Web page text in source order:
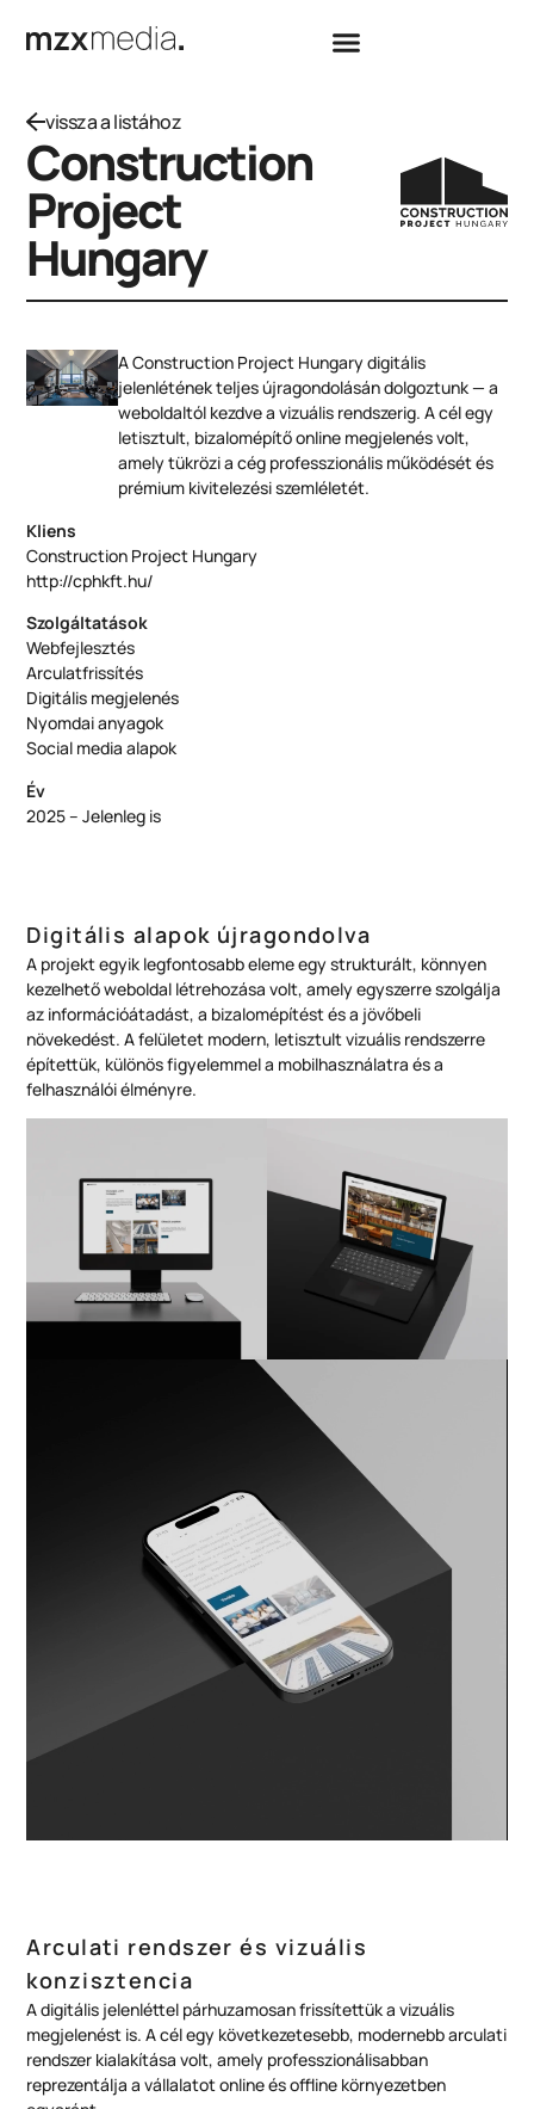
vissza a listához
Construction
Project
Hungary
Kliens
Construction Project Hungary
http://cphkft.hu/
Szolgáltatások
Webfejlesztés
Arculatfrissítés
Digitális megjelenés
Nyomdai anyagok
Social media alapok
Év
2025 – Jelenleg is
A Construction Project Hungary digitális
jelenlétének teljes újragondolásán dolgoztunk — a
weboldaltól kezdve a vizuális rendszerig. A cél egy
letisztult, bizalomépítő online megjelenés volt,
amely tükrözi a cég professzionális működését és
prémium kivitelezési szemléletét.
Digitális alapok újragondolva
A projekt egyik legfontosabb eleme egy strukturált, könnyen
kezelhető weboldal létrehozása volt, amely egyszerre szolgálja
az információátadást, a bizalomépítést és a jövőbeli
növekedést. A felületet modern, letisztult vizuális rendszerre
építettük, különös figyelemmel a mobilhasználatra és a
felhasználói élményre.
Arculati rendszer és vizuális
konzisztencia
A digitális jelenléttel párhuzamosan frissítettük a vizuális
megjelenést is. A cél egy következetesebb, modernebb arculati
rendszer kialakítása volt, amely professzionálisabban
reprezentálja a vállalatot online és offline környezetben